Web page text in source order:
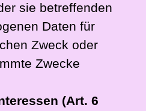
sie betreffenden
Daten für
Zweck oder
Zwecke
(Art. 6